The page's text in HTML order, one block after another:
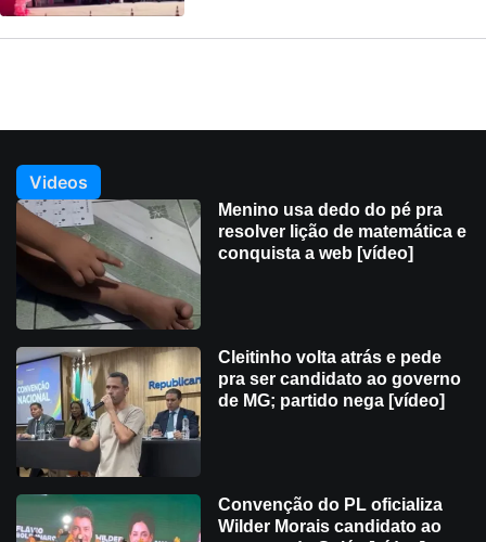
Videos
Menino usa dedo do pé pra
resolver lição de matemática e
conquista a web [vídeo]
Cleitinho volta atrás e pede
pra ser candidato ao governo
de MG; partido nega [vídeo]
Convenção do PL oficializa
Wilder Morais candidato ao